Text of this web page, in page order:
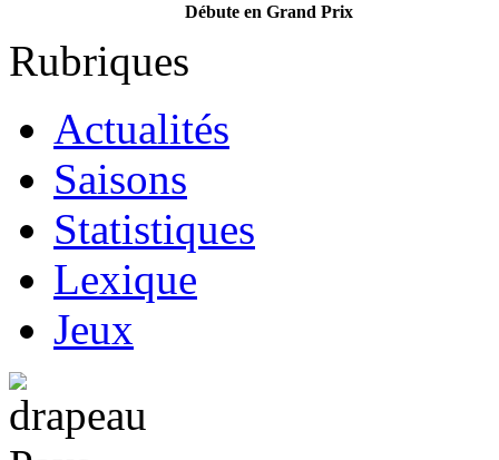
Débute en Grand Prix
Rubriques
Actualités
Saisons
Statistiques
Lexique
Jeux